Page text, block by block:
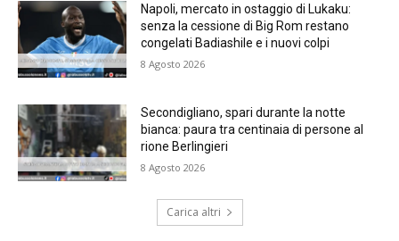
Napoli, mercato in ostaggio di Lukaku:
senza la cessione di Big Rom restano
congelati Badiashile e i nuovi colpi
8 Agosto 2026
Secondigliano, spari durante la notte
bianca: paura tra centinaia di persone al
rione Berlingieri
8 Agosto 2026
Carica altri